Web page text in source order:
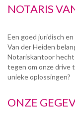
Een goed juridisch
Notariskantoor
tegen om onze drive
unieke oplossingen?
ONZE
Kerklaan 5,